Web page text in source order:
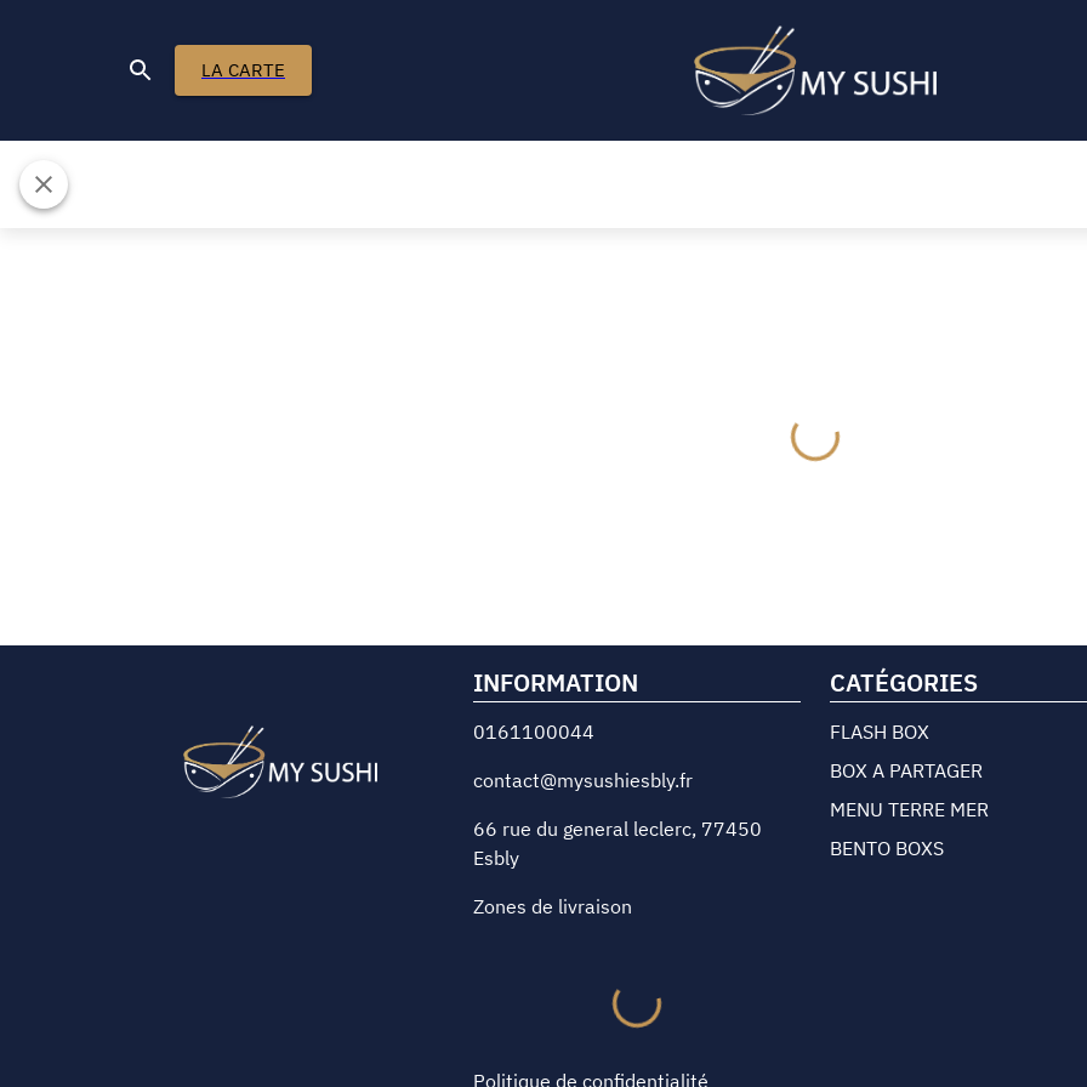
LA CARTE
INFORMATION
0161100044
contact@mysushiesbly.fr
66 rue du general leclerc, 77450
Esbly
Zones de livraison
Politique de confidentialité
CATÉGORIES
FLASH BOX
BOX A PARTAGER
MENU TERRE MER
BENTO BOXS